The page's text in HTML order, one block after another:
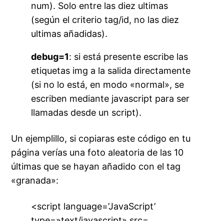
num). Solo entre las diez ultimas
(según el criterio tag/id, no las diez
ultimas añadidas).
debug=1: si está presente escribe las
etiquetas img a la salida directamente
(si no lo está, en modo «normal», se
escriben mediante javascript para ser
llamadas desde un script).
Un ejemplillo, si copiaras este código en tu
página verías una foto aleatoria de las 10
últimas que se hayan añadido con el tag
«granada»:
<script language=’JavaScript’